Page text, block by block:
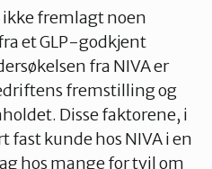
fremlagt noen
et GLP-godkjent
fra NIVA er
fremstilling og
Disse faktorene, i
fast kunde hos NIVA i en
hos mange for tvil om